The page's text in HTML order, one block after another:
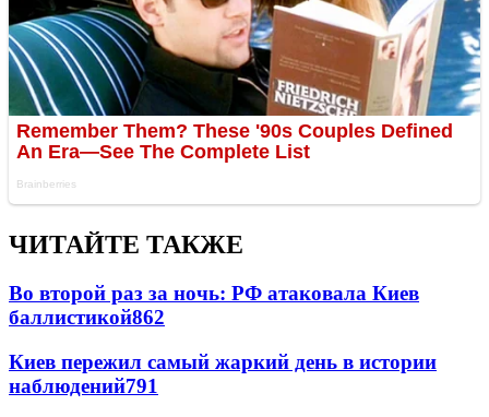
ЧИТАЙТЕ ТАКЖЕ
Во второй раз за ночь: РФ атаковала Киев
баллистикой862
Киев пережил самый жаркий день в истории
наблюдений791